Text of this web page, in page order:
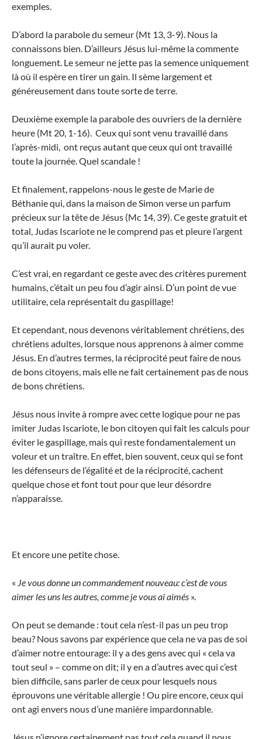
exemples.
D’abord la parabole du semeur (Mt 13, 3-9). Nous la
connaissons bien. D’ailleurs Jésus lui-même la commente
longuement. Le semeur ne jette pas la semence uniquement
là où il espère en tirer un gain. Il sème largement et
généreusement dans toute sorte de terre.
Deuxième exemple la parabole des ouvriers de la dernière
heure (Mt 20, 1-16). Ceux qui sont venu travaillé dans
l’après-midi, ont reçus autant que ceux qui ont travaillé
toute la journée. Quel scandale !
Et finalement, rappelons-nous le geste de Marie de
Béthanie qui, dans la maison de Simon verse un parfum
précieux sur la tête de Jésus (Mc 14, 39). Ce geste gratuit et
total, Judas Iscariote ne le comprend pas et pleure l’argent
qu’il aurait pu voler.
C’est vrai, en regardant ce geste avec des critères purement
humains, c’était un peu fou d’agir ainsi. D’un point de vue
utilitaire, cela représentait du gaspillage!
Et cependant, nous devenons véritablement chrétiens, des
chrétiens adultes, lorsque nous apprenons à aimer comme
Jésus. En d’autres termes, la réciprocité peut faire de nous
de bons citoyens, mais elle ne fait certainement pas de nous
de bons chrétiens.
Jésus nous invite à rompre avec cette logique pour ne pas
imiter Judas Iscariote, le bon citoyen qui fait les calculs pour
éviter le gaspillage, mais qui reste fondamentalement un
voleur et un traître. En effet, bien souvent, ceux qui se font
les défenseurs de l’égalité et de la réciprocité, cachent
quelque chose et font tout pour que leur désordre
n’apparaisse.
Et encore une petite chose.
« Je vous donne un commandement nouveau: c’est de vous
aimer les uns les autres, comme je vous ai aimés ».
On peut se demande : tout cela n’est-il pas un peu trop
beau? Nous savons par expérience que cela ne va pas de soi
d’aimer notre entourage: il y a des gens avec qui « cela va
tout seul » – comme on dit; il y en a d’autres avec qui c’est
bien difficile, sans parler de ceux pour lesquels nous
éprouvons une véritable allergie ! Ou pire encore, ceux qui
ont agi envers nous d’une manière impardonnable.